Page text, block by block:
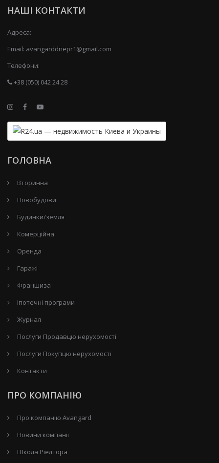
НАШІ КОНТАКТИ
Адреса:
Email: avangarddnepr1@gmail.com
Телефони:
+38 (050) 042 24 28
ГОЛОВНА
Вторинна
Новобудови
Будинки/земля
Комерційна
Оренда
Гаражі
Франшиза
Іпотечні програми
Журнал
Послуги Продавцю нерухомості
Послуги Покупцю нерухомості
Контакти
ПРО КОМПАНІЮ
Про компанію Avangard
Новини компанії
Школа Ріелтора